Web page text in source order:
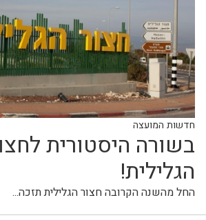
חדשות המועצה
בשורה היסטורית
הגלילית!
החל מהשנה הקרובה חצור הגלילית תזכה...